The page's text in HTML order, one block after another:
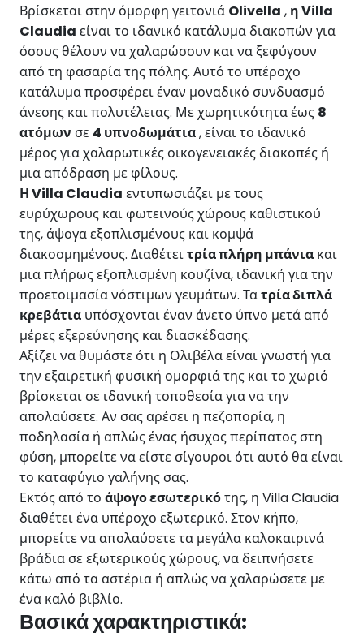
Βρίσκεται στην όμορφη γειτονιά Olivella , η Villa
Claudia είναι το ιδανικό κατάλυμα διακοπών για
όσους θέλουν να χαλαρώσουν και να ξεφύγουν
από τη φασαρία της πόλης. Αυτό το υπέροχο
κατάλυμα προσφέρει έναν μοναδικό συνδυασμό
άνεσης και πολυτέλειας. Με χωρητικότητα έως 8
ατόμων σε 4 υπνοδωμάτια, είναι το ιδανικό
μέρος για χαλαρωτικές οικογενειακές διακοπές ή
μια απόδραση με φίλους.
Η Villa Claudia εντυπωσιάζει με τους
ευρύχωρους και φωτεινούς χώρους καθιστικού
της, άψογα εξοπλισμένους και κομψά
διακοσμημένους. Διαθέτειτρία πλήρη μπάνια και
μια πλήρως εξοπλισμένη κουζίνα, ιδανική για την
προετοιμασία νόστιμων γευμάτων. Τατρία διπλά
κρεβάτια υπόσχονται έναν άνετο ύπνο μετά από
μέρες εξερεύνησης και διασκέδασης.
Αξίζει να θυμάστε ότι η Ολιβέλα είναι γνωστή για
την εξαιρετική φυσική ομορφιά της και το χωριό
βρίσκεται σε ιδανική τοποθεσία για να την
απολαύσετε. Αν σας αρέσει η πεζοπορία, η
ποδηλασία ή απλώς ένας ήσυχος περίπατος στη
φύση, μπορείτε να είστε σίγουροι ότι αυτό θα είναι
το καταφύγιο γαλήνης σας.
Εκτός από το άψογο εσωτερικότης, η Villa Claudia
διαθέτει ένα υπέροχο εξωτερικό. Στον κήπο,
μπορείτε να απολαύσετε τα μεγάλα καλοκαιρινά
βράδια σε εξωτερικούς χώρους, να δειπνήσετε
κάτω από τα αστέρια ή απλώς να χαλαρώσετε με
ένα καλό βιβλίο.
Βασικά χαρακτηριστικά: